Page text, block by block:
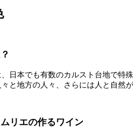
日本でも有数のカルスト台地で特
と地方の人々、さらには人と自然
リエの作るワイン